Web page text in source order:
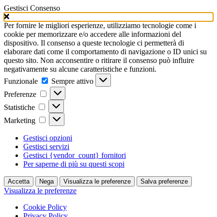
Gestisci Consenso
Per fornire le migliori esperienze, utilizziamo tecnologie come i
cookie per memorizzare e/o accedere alle informazioni del
dispositivo. Il consenso a queste tecnologie ci permetterà di
elaborare dati come il comportamento di navigazione o ID unici su
questo sito. Non acconsentire o ritirare il consenso può influire
negativamente su alcune caratteristiche e funzioni.
Funzionale
Funzionale
Sempre attivo
Preferenze
Preferenze
Statistiche Statistiche
Marketing Marketing
Gestisci opzioni
Gestisci servizi
Gestisci {vendor_count} fornitori
Per saperne di più su questi scopi
Accetta Nega Visualizza le preferenze Salva preferenze
Visualizza le preferenze
Cookie Policy